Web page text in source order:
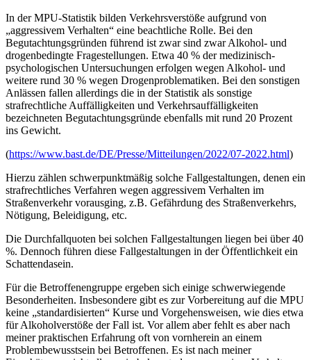
In der MPU-Statistik bilden Verkehrsverstöße aufgrund von
„aggressivem Verhalten“ eine beachtliche Rolle. Bei den
Begutachtungsgründen führend ist zwar sind zwar Alkohol- und
drogenbedingte Fragestellungen. Etwa 40 % der medizinisch-
psychologischen Untersuchungen erfolgen wegen Alkohol- und
weitere rund 30 % wegen Drogenproblematiken. Bei den sonstigen
Anlässen fallen allerdings die in der Statistik als sonstige
strafrechtliche Auffälligkeiten und Verkehrsauffälligkeiten
bezeichneten Begutachtungsgründe ebenfalls mit rund 20 Prozent
ins Gewicht.
(https://www.bast.de/DE/Presse/Mitteilungen/2022/07-2022.html)
Hierzu zählen schwerpunktmäßig solche Fallgestaltungen, denen ein
strafrechtliches Verfahren wegen aggressivem Verhalten im
Straßenverkehr vorausging, z.B. Gefährdung des Straßenverkehrs,
Nötigung, Beleidigung, etc.
Die Durchfallquoten bei solchen Fallgestaltungen liegen bei über 40
%. Dennoch führen diese Fallgestaltungen in der Öffentlichkeit ein
Schattendasein.
Für die Betroffenengruppe ergeben sich einige schwerwiegende
Besonderheiten. Insbesondere gibt es zur Vorbereitung auf die MPU
keine „standardisierten“ Kurse und Vorgehensweisen, wie dies etwa
für Alkoholverstöße der Fall ist. Vor allem aber fehlt es aber nach
meiner praktischen Erfahrung oft von vornherein an einem
Problembewusstsein bei Betroffenen. Es ist nach meiner